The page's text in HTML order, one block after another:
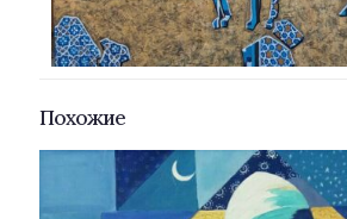
Похожие